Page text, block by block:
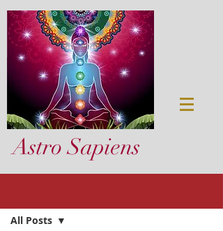
Astro Sapiens
All Posts